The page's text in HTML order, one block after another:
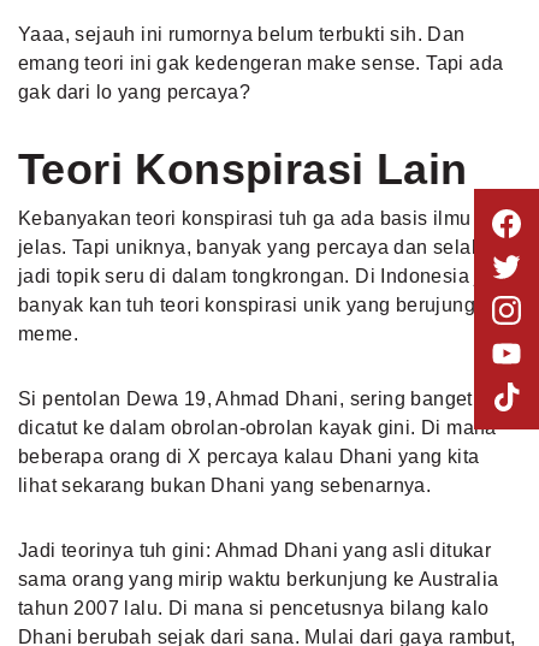
Yaaa, sejauh ini rumornya belum terbukti sih. Dan
emang teori ini gak kedengeran make sense. Tapi ada
gak dari lo yang percaya?
Teori Konspirasi Lain
Kebanyakan teori konspirasi tuh ga ada basis ilmu yang
jelas. Tapi uniknya, banyak yang percaya dan selalu
jadi topik seru di dalam tongkrongan. Di Indonesia juga
banyak kan tuh teori konspirasi unik yang berujung ke
meme.
Si pentolan Dewa 19, Ahmad Dhani, sering banget
dicatut ke dalam obrolan-obrolan kayak gini. Di mana
beberapa orang di X percaya kalau Dhani yang kita
lihat sekarang bukan Dhani yang sebenarnya.
Jadi teorinya tuh gini: Ahmad Dhani yang asli ditukar
sama orang yang mirip waktu berkunjung ke Australia
tahun 2007 lalu. Di mana si pencetusnya bilang kalo
Dhani berubah sejak dari sana. Mulai dari gaya rambut,